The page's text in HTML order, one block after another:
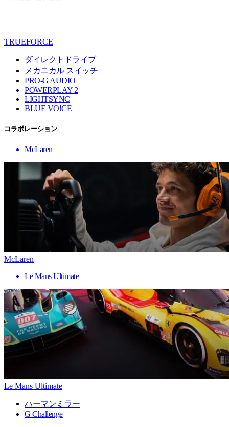
TRUEFORCE
ダイレクトドライブ
メカニカル スイッチ
PRO-G AUDIO
POWERPLAY 2
LIGHTSYNC
BLUE VO!CE
コラボレーション
McLaren
McLaren
Le Mans Ultimate
Le Mans Ultimate
ハーマンミラー
G Challenge